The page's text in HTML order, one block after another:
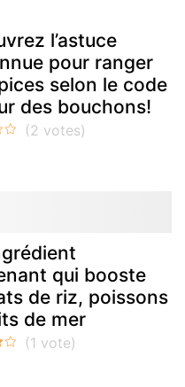
l’astuce
pour ranger
selon le code
des bouchons!
qui booste
de riz, poissons
de mer